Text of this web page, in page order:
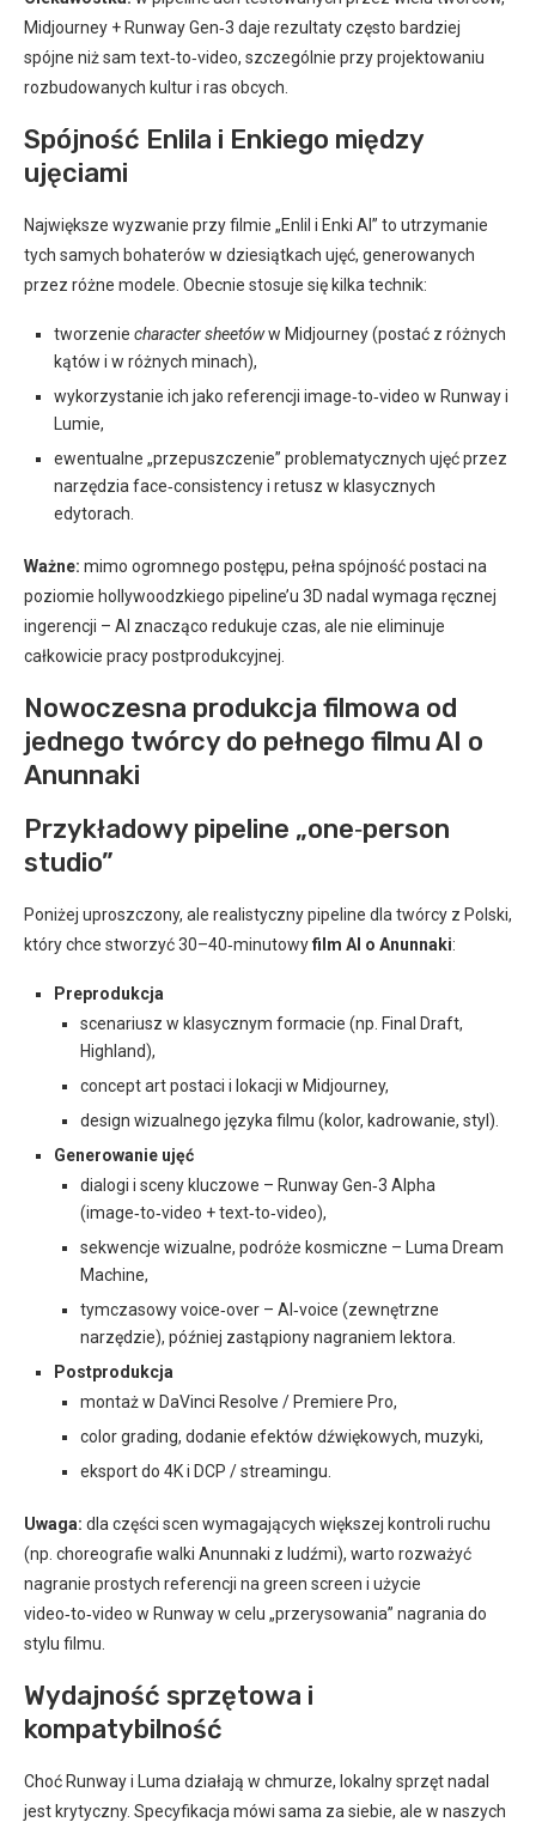
Midjourney + Runway Gen‑3 daje rezultaty często bardziej
spójne niż sam text‑to‑video, szczególnie przy projektowaniu
rozbudowanych kultur i ras obcych.
Spójność Enlila i Enkiego między
ujęciami
Największe wyzwanie przy filmie „Enlil i Enki AI” to utrzymanie
tych samych bohaterów w dziesiątkach ujęć, generowanych
przez różne modele. Obecnie stosuje się kilka technik:
tworzenie character sheetóww Midjourney (postać z różnych
kątów i w różnych minach),
wykorzystanie ich jako referencji image‑to‑video w Runway i
Lumie,
ewentualne „przepuszczenie” problematycznych ujęć przez
narzędzia face‑consistency i retusz w klasycznych
edytorach.
Ważne: mimo ogromnego postępu, pełna spójność postaci na
poziomie hollywoodzkiego pipeline’u 3D nadal wymaga ręcznej
ingerencji – AI znacząco redukuje czas, ale nie eliminuje
całkowicie pracy postprodukcyjnej.
Nowoczesna produkcja filmowa od
jednego twórcy do pełnego filmu AI o
Anunnaki
Przykładowy pipeline „one‑person
studio”
Poniżej uproszczony, ale realistyczny pipeline dla twórcy z Polski,
który chce stworzyć 30–40‑minutowyfilm AI o Anunnaki:
Preprodukcja
scenariusz w klasycznym formacie (np. Final Draft,
Highland),
concept art postaci i lokacji w Midjourney,
design wizualnego języka filmu (kolor, kadrowanie, styl).
Generowanie ujęć
dialogi i sceny kluczowe – Runway Gen‑3 Alpha
(image‑to‑video + text‑to‑video),
sekwencje wizualne, podróże kosmiczne – Luma Dream
Machine,
tymczasowy voice‑over – AI‑voice (zewnętrzne
narzędzie), później zastąpiony nagraniem lektora.
Postprodukcja
montaż w DaVinci Resolve / Premiere Pro,
color grading, dodanie efektów dźwiękowych, muzyki,
eksport do 4K i DCP / streamingu.
Uwaga: dla części scen wymagających większej kontroli ruchu
(np. choreografie walki Anunnaki z ludźmi), warto rozważyć
nagranie prostych referencji na green screen i użycie
video‑to‑video w Runway w celu „przerysowania” nagrania do
stylu filmu.
Wydajność sprzętowa i
kompatybilność
Choć Runway i Luma działają w chmurze, lokalny sprzęt nadal
jest krytyczny. Specyfikacja mówi sama za siebie, ale w naszych